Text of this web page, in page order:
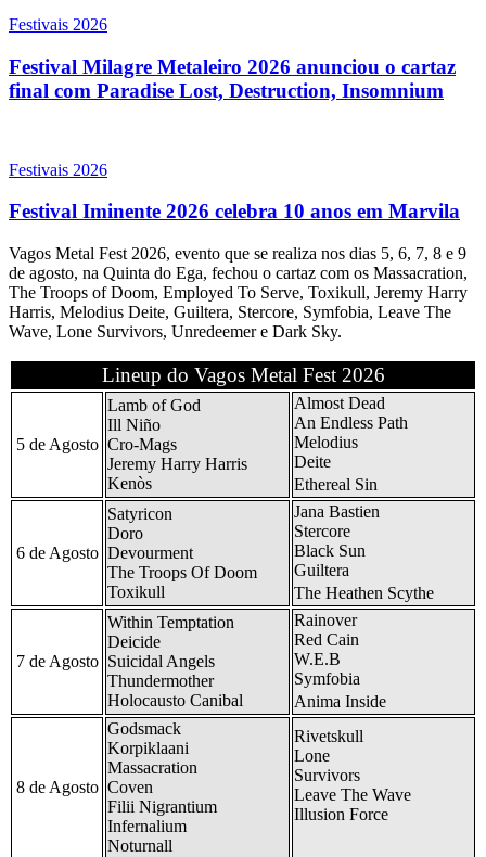
Festivais 2026
Festival Milagre Metaleiro 2026 anunciou o cartaz
final com Paradise Lost, Destruction, Insomnium
Festivais 2026
Festival Iminente 2026 celebra 10 anos em Marvila
Vagos Metal Fest 2026, evento que se realiza nos dias 5, 6, 7, 8 e 9
de agosto, na Quinta do Ega, fechou o cartaz com os Massacration,
The Troops of Doom, Employed To Serve, Toxikull, Jeremy Harry
Harris, Melodius Deite, Guiltera, Stercore, Symfobia, Leave The
Wave, Lone Survivors, Unredeemer e Dark Sky.
Lineup do Vagos Metal Fest 2026
5 de Agosto
Lamb of God
Ill Niño
Cro-Mags
Jeremy Harry Harris
Kenòs
Almost Dead
An Endless Path
Melodius
Deite
Ethereal Sin
6 de Agosto
Satyricon
Doro
Devourment
The Troops Of Doom
Toxikull
Jana Bastien
Stercore
Black Sun
Guiltera
The Heathen Scythe
7 de Agosto
Within Temptation
Deicide
Suicidal Angels
Thundermother
Holocausto Canibal
Rainover
Red Cain
W.E.B
Symfobia
Anima Inside
8 de Agosto
Godsmack
Korpiklaani
Massacration
Coven
Filii Nigrantium
Infernalium
Noturnall
Rivetskull
Lone
Survivors
Leave The Wave
Illusion Force